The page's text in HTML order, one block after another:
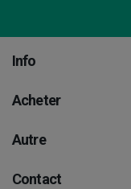
Info
Acheter
Autre
Contact